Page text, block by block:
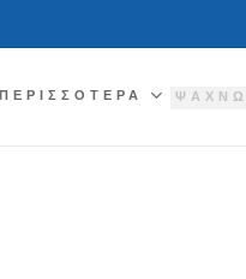
ΠΕΡΙΣΣΌΤΕΡΑ